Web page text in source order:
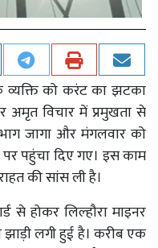
को करंट का झटका
विचार में प्रमुखता से
जागा और मंगलवार को
पहुंचा दिए गए। इस काम
की सांस ली है।
से होकर लिल्हौरा माइनर
लगी हुई है। करीब एक